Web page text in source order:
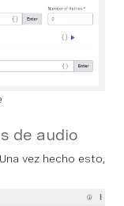
de audio
vez hecho esto,